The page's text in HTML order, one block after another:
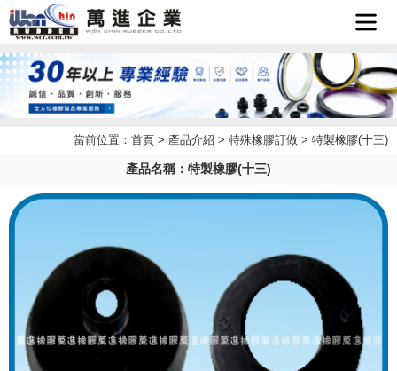
首頁
企業簡
最新消
息
產品介
LINE
客服
當前位置： 首頁 > 產品介紹 > 特殊橡膠訂做 > 特製橡膠(十三)
產品名稱：特製橡膠(十三)